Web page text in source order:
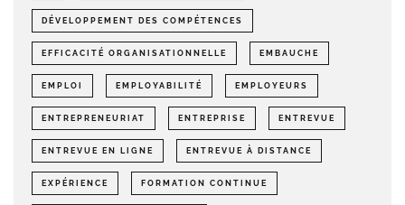
DÉVELOPPEMENT DES COMPÉTENCES
EFFICACITÉ ORGANISATIONNELLE EMBAUCHE
EMPLOI EMPLOYABILITÉ EMPLOYEURS
ENTREPRENEURIAT ENTREPRISE ENTREVUE
ENTREVUE EN LIGNE ENTREVUE À DISTANCE
EXPÉRIENCE FORMATION CONTINUE